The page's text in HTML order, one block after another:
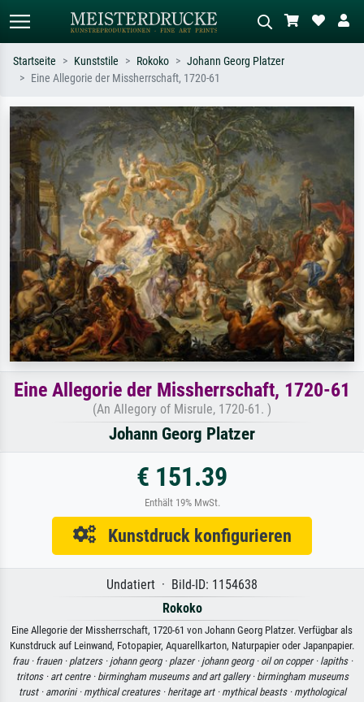
Suchen Sie nach Künstlern, Werktiteln
oder Stilen – z.B. Monet,
Sternennacht, Impressionismus, Welle
Hokusai, Akt.
Beschreiben Sie die Szene – z.B. Grüne
Wiese, Abstrakt mit viel Rot, Dunkles
Ölgemälde, Stehender Akt neben einem
Baum.
Startseite Kunststile Rokoko
Johann Georg Platzer
Eine Allegorie der Missherrschaft, 1720-61
Eine Allegorie der Missherrschaft, 1720-61
(An Allegory of Misrule, 1720-61. )
Johann Georg Platzer
€ 151.39
Enthält 19% MwSt.
Kunstdruck konfigurieren
Undatiert · Bild-ID: 1154638
Rokoko
Eine Allegorie der Missherrschaft, 1720-61 von Johann Georg Platzer. Verfügbar als
Kunstdruck auf Leinwand, Fotopapier, Aquarellkarton, Naturpapier oder Japanpapier.
frau · frauen · platzers · johann georg · plazer · johann georg · oil on copper · lapiths ·
tritons · art centre · birmingham museums and art gallery · birmingham museums
trust · amorini · mythical creatures · heritage art · mythical beasts · mythological